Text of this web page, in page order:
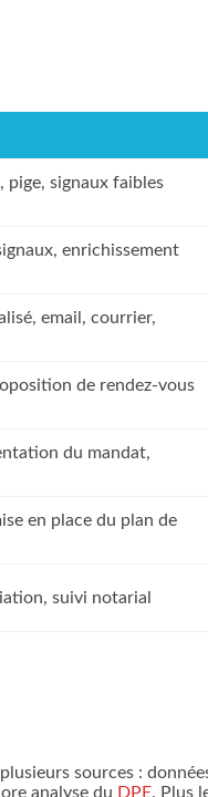
pige, signaux faibles
enrichissement
email, courrier,
de rendez-vous
du mandat,
en place du plan de
suivi notarial
sources :
analyse du DPE. Plus